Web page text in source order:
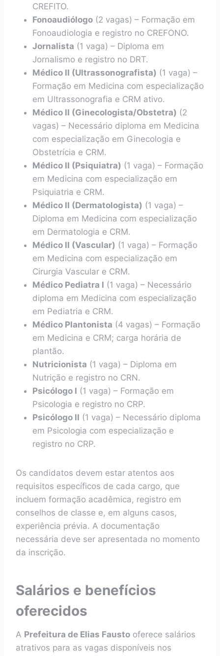
CREFITO.
Fonoaudiólogo (2 vagas) – Formação em
Fonoaudiologia e registro no CREFONO.
Jornalista (1 vaga) – Diploma em
Jornalismo e registro no DRT.
Médico II (Ultrassonografista) (1 vaga) –
Formação em Medicina com especialização
em Ultrassonografia e CRM ativo.
Médico II (Ginecologista/Obstetra) (2
vagas) – Necessário diploma em Medicina
com especialização em Ginecologia e
Obstetrícia e CRM.
Médico II (Psiquiatra) (1 vaga) – Formação
em Medicina com especialização em
Psiquiatria e CRM.
Médico II (Dermatologista) (1 vaga) –
Diploma em Medicina com especialização
em Dermatologia e CRM.
Médico II (Vascular) (1 vaga) – Formação
em Medicina com especialização em
Cirurgia Vascular e CRM.
Médico Pediatra I (1 vaga) – Necessário
diploma em Medicina com especialização
em Pediatria e CRM.
Médico Plantonista (4 vagas) – Formação
em Medicina e CRM; carga horária de
plantão.
Nutricionista (1 vaga) – Diploma em
Nutrição e registro no CRN.
Psicólogo I (1 vaga) – Formação em
Psicologia e registro no CRP.
Psicólogo II (1 vaga) – Necessário diploma
em Psicologia com especialização e
registro no CRP.
Os candidatos devem estar atentos aos
requisitos específicos de cada cargo, que
incluem formação acadêmica, registro em
conselhos de classe e, em alguns casos,
experiência prévia. A documentação
necessária deve ser apresentada no momento
da inscrição.
Salários e benefícios
oferecidos
A Prefeitura de Elias Fausto oferece salários
atrativos para as vagas disponíveis nos